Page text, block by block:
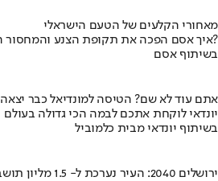
מאחורי הקלעים של הטעם הישראלי
איך אסם הפכה את תקופת הצנע והמחסור הקשה של שנות ה-40 למותג לאומי?
בשיתוף אסם
אתם עוד לא שם? הטיסה למונדיאל כבר יצאה
יונדאי לוקחת אתכם לבמה הכי גדולה בעולם
בשיתוף יונדאי מבית כלמוביל
ירושלים 2040: העיר נערכת ל- 1.5 מליון תושבים